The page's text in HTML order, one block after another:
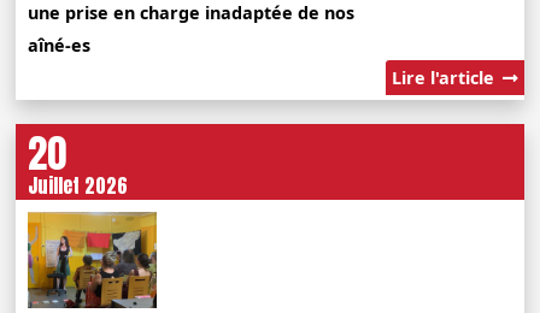
une prise en charge inadaptée de nos
aîné-es
Lire l'article
20
Juillet 2026